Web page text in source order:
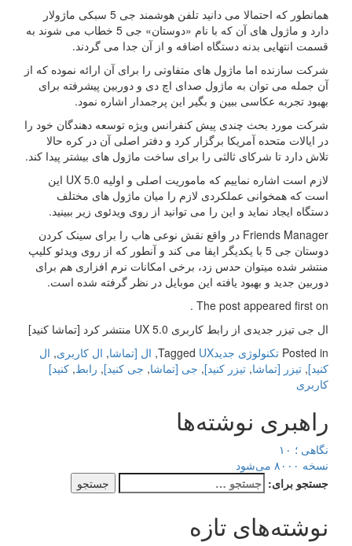
همانطور که احتمالا می دانید تلفن هوشمند جی 5 سبکی ماژولار
دارد و ماژول های آن که با نام «دوستان» جی 5 خطاب می شوند به
قسمت انتهایی بدنه دستگاه اضافه و از آن جدا می گردند.
شرکت سازنده اما ماژول های متفاوتی را برای آن ارائه نموده که از
آن جمله می توان به ماژول صدای اچ دی و دوربین پیشرفته برای
بهبود تجربه عکاسی ببین و بگیر این پرجمدار اشاره نمود.
شرکت مورد بحث چندی پیش کنفرانس ویژه توسعه دهندگان خود را
در ایالات متحده آمریکا برگزار کرد و دفتر اصلی آن در کره حالا
تلاش دارد تا شرکای ثالثی را برای ساخت ماژول های بیشتر پیدا کند.
لازم است اشاره نماییم که ماموریت اصلی و اولیه UX 5.0 این
است که همخوانی عملکردی لازم را میان ماژول های مختلف
دستگاه ایجاد نماید و این را می توانید از روی ویدئوی زیر ببینید.
Friends Manager در واقع نقش نوعی هاب را برای سینک کردن
دوستان جی 5 با یکدیگر ایفا می کند و آنطور که از روی ویدئو کلیپ
منتشر شده میتوان حدس زد، برخی امکانات نرم افزاری هم برای
دوربین جدید و بهبود یافته این موبایل در نظر گرفته شده است.
The post appeared first on .
ال جی تیزر جدیدی از رابط کاربری UX 5.0 منتشر کرد [تماشا کنید]
Posted in تکنولوژی جدید Tagged UX
, ال [تماشا, ال کاربری, ال
کنید], تیزر [تماشا, تیزر کنید], جی [تماشا, جی کنید], رابط, کنید]
کاربری
راهبری نوشته‌ها
نگاهی ؛ ۱۰
نسخه ۸۰۰۰ می‌شود
جستجو برای:
نوشته‌های تازه